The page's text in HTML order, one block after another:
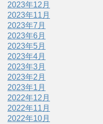
2023年12月
2023年11月
2023年7月
2023年6月
2023年5月
2023年4月
2023年3月
2023年2月
2023年1月
2022年12月
2022年11月
2022年10月